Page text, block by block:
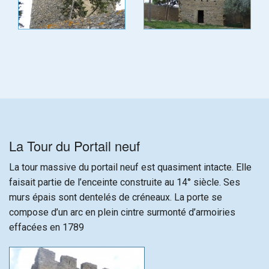
La Tour du Portail neuf
La tour massive du portail neuf est quasiment intacte. Elle
faisait partie de l’enceinte construite au 14° siècle. Ses
murs épais sont dentelés de créneaux. La porte se
compose d’un arc en plein cintre surmonté d’armoiries
effacées en 1789